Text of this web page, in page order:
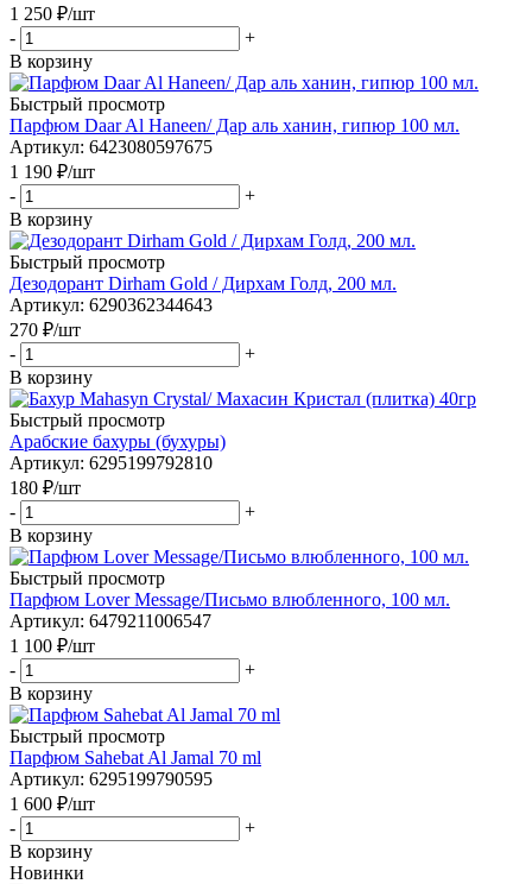
1 250 ₽/шт
-
+
В корзину
Быстрый просмотр
Парфюм Daar Al Haneen/ Дар аль ханин, гипюр 100 мл.
Артикул: 6423080597675
1 190 ₽/шт
-
+
В корзину
Быстрый просмотр
Дезодорант Dirham Gold / Дирхам Голд, 200 мл.
Артикул: 6290362344643
270 ₽/шт
-
+
В корзину
Быстрый просмотр
Арабские бахуры (бухуры)
Артикул: 6295199792810
180 ₽/шт
-
+
В корзину
Быстрый просмотр
Парфюм Lover Message/Письмо влюбленного, 100 мл.
Артикул: 6479211006547
1 100 ₽/шт
-
+
В корзину
Быстрый просмотр
Парфюм Sahebat Al Jamal 70 ml
Артикул: 6295199790595
1 600 ₽/шт
-
+
В корзину
Новинки